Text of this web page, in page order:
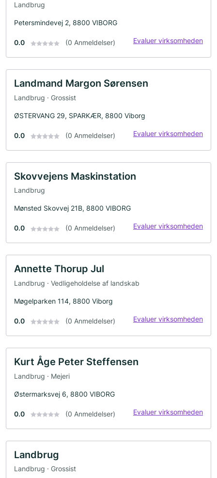
Landbrug
Petersmindevej 2, 8800 VIBORG
0.0 (0 Anmeldelser) Evaluer virksomheden
Landmand Margon Sørensen
Landbrug · Grossist
ØSTERVANG 29, SPARKÆR, 8800 Viborg
0.0 (0 Anmeldelser) Evaluer virksomheden
Skovvejens Maskinstation
Landbrug
Mønsted Skovvej 21B, 8800 VIBORG
0.0 (0 Anmeldelser) Evaluer virksomheden
Annette Thorup Jul
Landbrug · Vedligeholdelse af landskab
Møgelparken 114, 8800 Viborg
0.0 (0 Anmeldelser) Evaluer virksomheden
Kurt Åge Peter Steffensen
Landbrug · Mejeri
Østermarksvej 6, 8800 VIBORG
0.0 (0 Anmeldelser) Evaluer virksomheden
Landbrug
Landbrug · Grossist